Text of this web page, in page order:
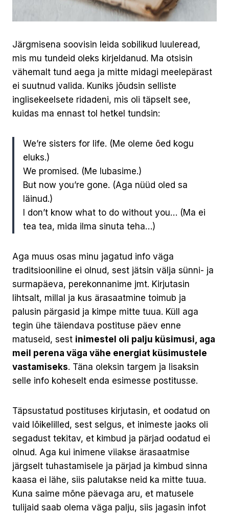
Järgmisena soovisin leida sobilikud luuleread,
mis mu tundeid oleks kirjeldanud. Ma otsisin
vähemalt tund aega ja mitte midagi meelepärast
ei suutnud valida. Kuniks jõudsin selliste
inglisekeelsete ridadeni, mis oli täpselt see,
kuidas ma ennast tol hetkel tundsin:
We’re sisters for life. (Me oleme õed kogu
eluks.)
We promised. (Me lubasime.)
But now you’re gone. (Aga nüüd oled sa
läinud.)
I don’t know what to do without you… (Ma ei
tea tea, mida ilma sinuta teha…)
Aga muus osas minu jagatud info väga
traditsiooniline ei olnud, sest jätsin välja sünni- ja
surmapäeva, perekonnanime jmt. Kirjutasin
lihtsalt, millal ja kus ärasaatmine toimub ja
palusin pärgasid ja kimpe mitte tuua. Küll aga
tegin ühe täiendava postituse päev enne
matuseid, sest inimestel oli palju küsimusi, aga
meil perena väga vähe energiat küsimustele
vastamiseks. Täna oleksin targem ja lisaksin
selle info koheselt enda esimesse postitusse.
Täpsustatud postituses kirjutasin, et oodatud on
vaid lõikelilled, sest selgus, et inimeste jaoks oli
segadust tekitav, et kimbud ja pärjad oodatud ei
olnud. Aga kui inimene viiakse ärasaatmise
järgselt tuhastamisele ja pärjad ja kimbud sinna
kaasa ei lähe, siis palutakse neid ka mitte tuua.
Kuna saime mõne päevaga aru, et matusele
tulijaid saab olema väga palju, siis jagasin infot